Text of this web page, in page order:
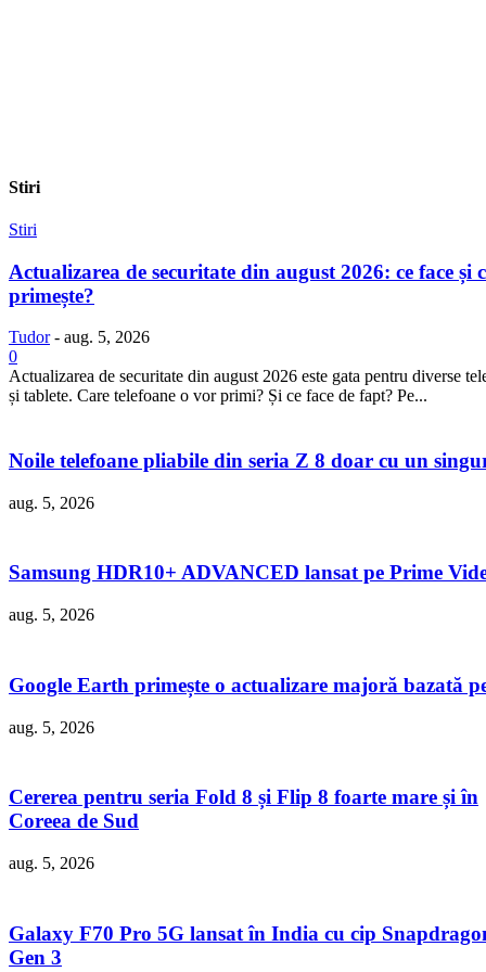
Stiri
Stiri
Actualizarea de securitate din august 2026: ce face și
primește?
Tudor - aug. 5, 2026
0
Actualizarea de securitate din august 2026 este gata pentru diverse
și tablete. Care telefoane o vor primi? Și ce face de fapt? Pe...
Noile telefoane pliabile din seria Z 8 doar cu un
aug. 5, 2026
Samsung HDR10+ ADVANCED lansat pe Prime
aug. 5, 2026
Google Earth primește o actualizare majoră bazată
aug. 5, 2026
Cererea pentru seria Fold 8 și Flip 8 foarte mare și în
Coreea de Sud
aug. 5, 2026
Galaxy F70 Pro 5G lansat în India cu cip
Gen 3